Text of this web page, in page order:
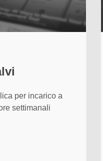
per incarico a
settimanali